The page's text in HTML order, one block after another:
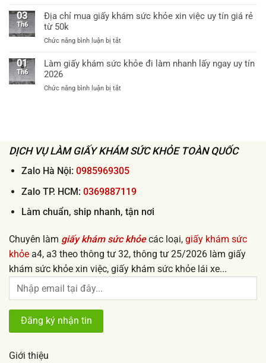
viện
huyện
tín
sức
32
xin
vụ
khám
khỏe
03
Th6
Địa chỉ mua giấy khám sức khỏe xin việc uy tín giá rẻ
từ 50k
Chức năng bình luận bị tắtở
chỉ
khám
tín
rẻ
50k
01
Th6
Làm giấy khám sức khỏe đi làm nhanh lấy ngay uy tín
2026
Chức năng bình luận bị tắtở
đi
nhanh
ngay
tín
2026
DỊCH VỤ LÀM GIẤY KHÁM SỨC KHỎE TOÀN QUỐC
Zalo Hà Nội: 0985969305
Zalo TP. HCM: 0369887119
Làm chuẩn, ship nhanh, tận nơi
Chuyên làm giấy khám sức khỏecác loại, giấy khám sức
khỏe a4, a3 theo thông tư 32, thông tư 25/2026 làm giấy
khám sức khỏe xin việc, giấy khám sức khỏe lái xe...
Giới thiệu